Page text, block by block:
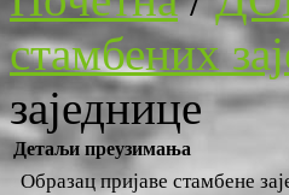
стамбених
заједнице
Детаљи преузимања
Образац пријаве стамбене